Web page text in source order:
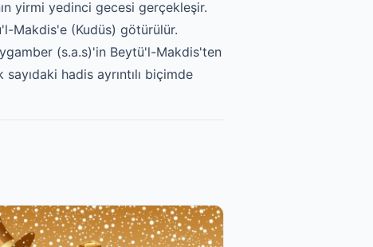
yirmi yedinci gecesi gerçekleşir.
Makdis'e (Kudüs) götürülür.
(s.a.s)'in Beytü'l-Makdis'ten
hadis ayrıntılı biçimde